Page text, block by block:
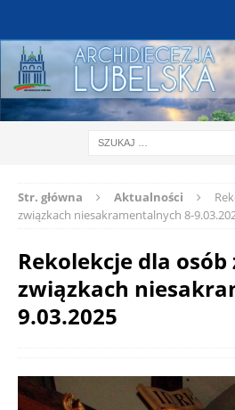
Str. główna Aktualności
związkach niesakramentalnych 8-
Rekolekcje dla
związkach
9.03.2025